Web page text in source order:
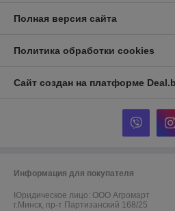
Полная версия сайта
Политика обработки cookies
Сайт создан на платформе
Информация для покупателя
Юридическое лицо: ООО Агромарт
г.Минск, пр-т Партизанский 168/25